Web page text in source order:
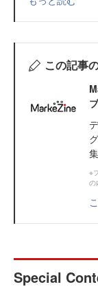
この記事
※
の
Special